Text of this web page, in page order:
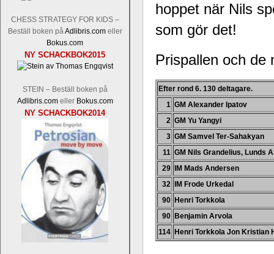
CHESS STRATEGY FOR KIDS –
Beställ boken påAdlibris.comeller
Bokus.com
NY SCHACKBOK2015
STEIN – Beställ boken på
Adlibris.comeller Bokus.com
NY SCHACKBOK2014
En svensk schackbok - Schackets
om Ulf Anderssons makalösa
en förfrågan av författarna.
betänketiden så schack bör
Frilansjournalisten och
boken i ur och skur och den har
djupintervjuer medOkpuoch
fotografier som de flesta aldrig har
Uffes angreppspartier med
saknats i den svenska
hoppet när Nils
som gör det!
Prispallen och de
Efter rond 6. 130 deltagare.
1 GM Alexander Ipatov
2 GM Yu Yangyi
3 GM Samvel Ter-Sahakyan
11 GM Nils Grandelius, Lunds
29
IM Mads Andersen
32
IM Frode Urkedal
90 Henri Torkkola
90 Benjamin Arvola
114 Henri Torkkola Jon Kristian